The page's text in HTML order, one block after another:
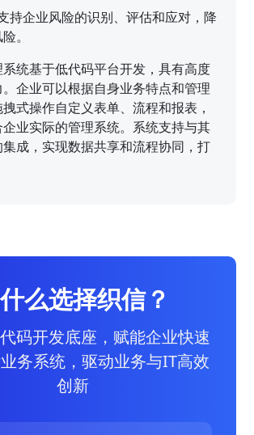
持企业风险的识别、评估和应对，降
。
统基于低代码平台开发，具有高度
企业可以根据自身业务特点和管理
式操作自定义表单、流程和报表，
业实际的管理系统。系统支持与其
成，实现数据共享和流程协同，打
么选择织信？
码开发底座，赋能企业快速
务系统，驱动业务与IT高效
创新